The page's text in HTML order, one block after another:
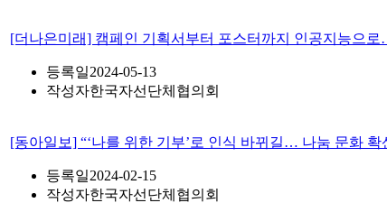
[더나은미래] 캠페인 기획서부터 포스터까지 인공지능으로
등록일2024-05-13
작성자한국자선단체협의회
[동아일보] “‘나를 위한 기부’로 인식 바뀌길… 나눔 문화 확
등록일2024-02-15
작성자한국자선단체협의회